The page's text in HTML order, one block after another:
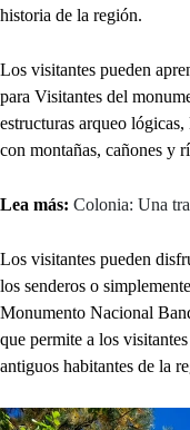
historia de la región.
Los visitantes pueden
para Visitantes del
estructuras arqueo
con montañas, cañones y
Lea más: Colonia: Una
Los visitantes pueden
los senderos o
Monumento Nacional
que permite a los
antiguos habitantes de la